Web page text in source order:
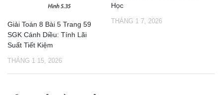
Giải Toán 8 Bài 5 Trang 59
SGK Cánh Diều: Tính Lãi
Suất Tiết Kiệm
THÁNG 1 15, 2026
Học
THÁNG 1 7, 2026